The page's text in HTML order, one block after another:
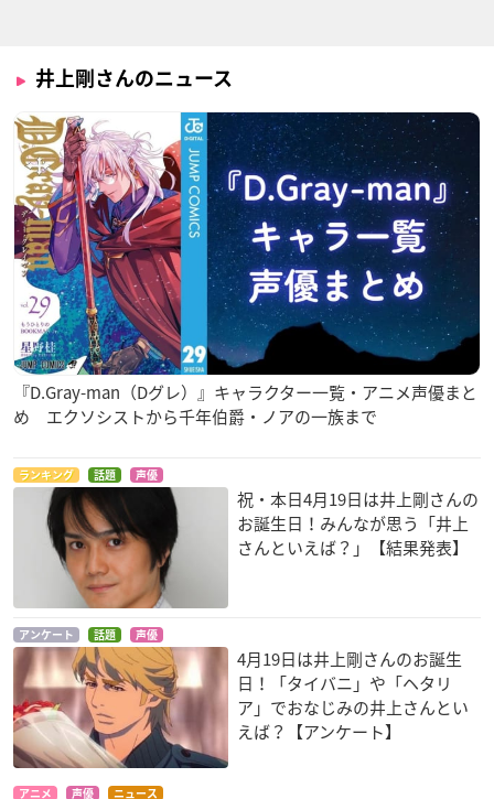
プロール
黒子のバスケ(第2期)
土田聡史
アラタカンガタリ ～
革神語～
クグラ
問題児たちが異世界
から来るそうです
よ？
ルイオス
黒子のバスケ
土田聡史
機動戦士ガンダムAG
E
Generator Rex（ジ
ェネレーター・レッ
TIGER & BUNNY
井上剛さんのニュース
『D.Gray-man（Dグレ）』キャラクター一覧・アニメ声優まと
め エクソシストから千年伯爵・ノアの一族まで
ランキング 話題 声優
祝・本日4月19日は井上剛さんの
お誕生日！みんなが思う「井上
さんといえば？」【結果発表】
アンケート 話題 声優
4月19日は井上剛さんのお誕生
日！「タイバニ」や「ヘタリ
ア」でおなじみの井上さんとい
えば？【アンケート】
アニメ 声優 ニュース